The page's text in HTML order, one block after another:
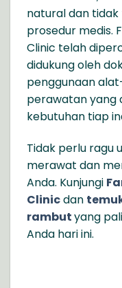
natural dan
prosedur medis.
Clinic telah
didukung oleh
penggunaan
perawatan yang
kebutuhan tiap
Tidak perlu ragu
merawat dan
Anda. Kunjungi
Clinicdan
rambutyang
Anda hari ini.